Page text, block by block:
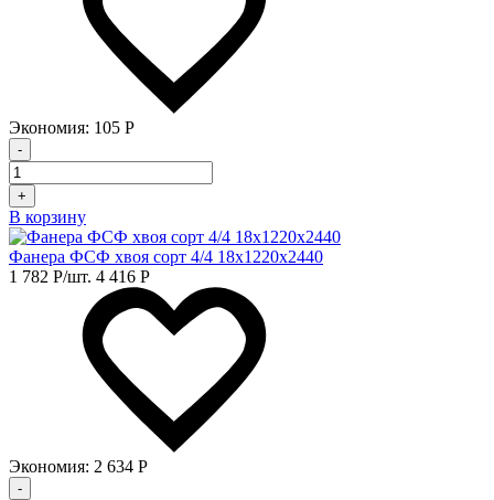
Экономия: 105 Р
-
+
В корзину
Фанера ФСФ хвоя сорт 4/4 18х1220х2440
1 782 Р/шт. 4 416 Р
Экономия: 2 634 Р
-